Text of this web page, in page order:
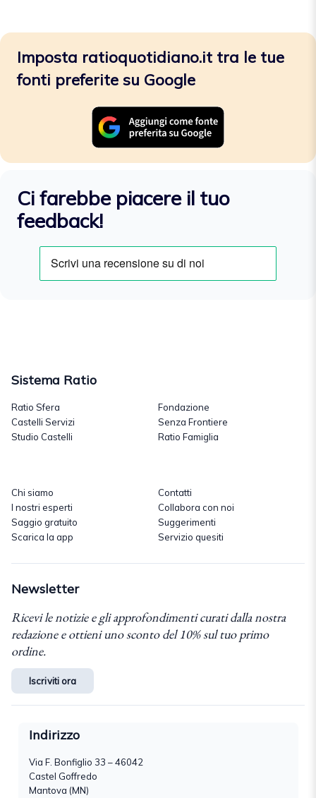
Imposta ratioquotidiano.it tra le tue
fonti preferite su Google
Ci farebbe piacere il tuo
feedback!
Sistema Ratio
Ratio Sfera
Castelli Servizi
Studio Castelli
Fondazione
Senza Frontiere
Ratio Famiglia
Chi siamo
I nostri esperti
Saggio gratuito
Scarica la app
Contatti
Collabora con noi
Suggerimenti
Servizio quesiti
Newsletter
Ricevi le notizie e gli approfondimenti curati dalla nostra
redazione e ottieni uno sconto del 10% sul tuo primo
ordine.
Iscriviti ora
Indirizzo
Via F. Bonfiglio 33 – 46042
Castel Goffredo
Mantova (MN)